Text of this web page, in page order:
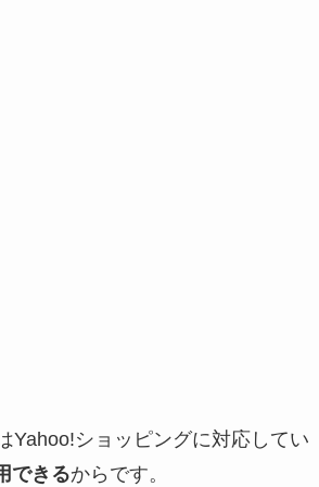
Yahoo!ショッピングに対応してい
できるからです。